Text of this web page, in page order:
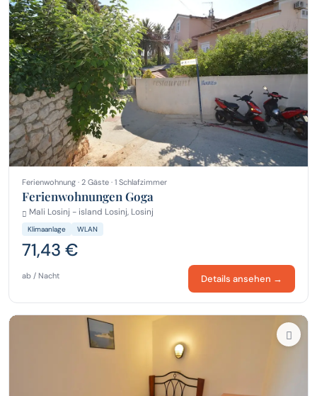
Ferienwohnung · 2 Gäste · 1 Schlafzimmer
Ferienwohnungen Goga
Mali Losinj - island Losinj, Losinj
Klimaanlage WLAN
71,43 €
ab / Nacht Details ansehen →